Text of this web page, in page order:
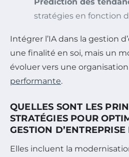
stratégies en fonction
Intégrer l’IA dans la gestion
une finalité en soi, mais un
évoluer vers une
performante.
QUELLES SONT LES
STRATÉGIES POUR
GESTION
Elles incluent la